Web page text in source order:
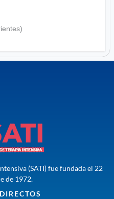
(SATI) fue fundada el 22
de 1972.